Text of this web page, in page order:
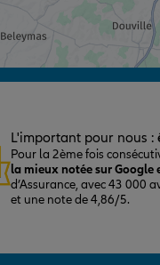
L'important pour nous :
Pour la 2ème fois
la mieux notée sur Google
d’Assurance, avec 43 000
et une note de 4,86/5.